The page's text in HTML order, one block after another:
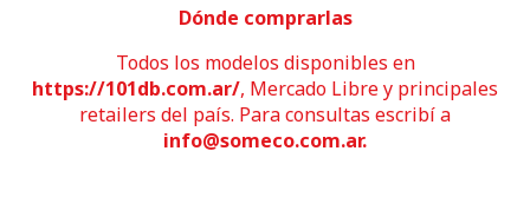
Dónde comprarlas
Todos los modelos disponibles en
https://101db.com.ar/, Mercado Libre y principales
retailers del país. Para consultas escribí a
info@someco.com.ar.